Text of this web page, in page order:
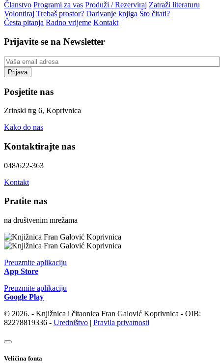
Članstvo Programi za vas Produži / Rezerviraj Zatraži literaturu
Volontiraj Trebaš prostor? Darivanje knjiga Što čitati?
Česta pitanja Radno vrijeme Kontakt
Prijavite se na Newsletter
Posjetite nas
Zrinski trg 6, Koprivnica
Kako do nas
Kontaktirajte nas
048/622-363
Kontakt
Pratite nas
na društvenim mrežama
Preuzmite aplikaciju
App Store
Preuzmite aplikaciju
Google Play
© 2026. - Knjižnica i čitaonica Fran Galović Koprivnica - OIB:
82278819336 - Uredništvo | Pravila privatnosti
Veličina fonta